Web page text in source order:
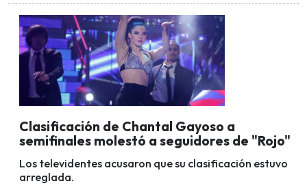
Clasificación de Chantal Gayoso a
semifinales molestó a seguidores de "Rojo"
Los televidentes acusaron que su clasificación estuvo
arreglada.